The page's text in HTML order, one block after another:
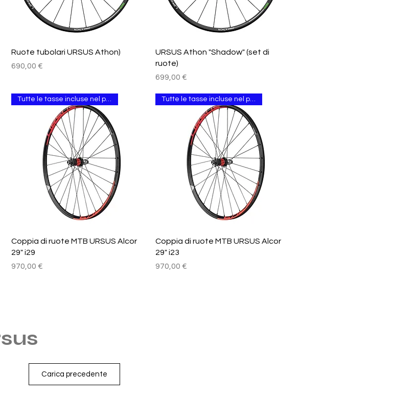
Vista rapida
Ruote tubolari URSUS Athon)
Prezzo
690,00 €
Vista rapida
URSUS Athon "Shadow" (set di
ruote)
Prezzo
699,00 €
Vista rapida
Tutte le tasse incluse nel prezzo.
Coppia di ruote MTB URSUS Alcor
29" i29
Prezzo
970,00 €
Vista rapida
Tutte le tasse incluse nel prezzo.
Coppia di ruote MTB URSUS Alcor
29" i23
Prezzo
970,00 €
Carica precedente